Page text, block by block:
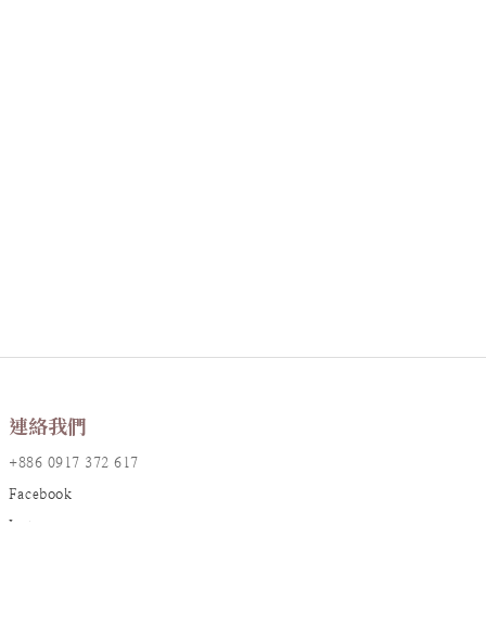
連絡我們
+886 0917 372 617
Facebook
Instagram